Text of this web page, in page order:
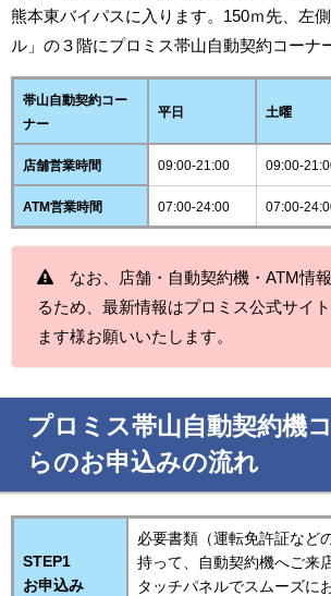
熊本東バイパスに入ります。150ｍ先、左
ル」の３階にプロミス帯山自動契約コーナ
帯山自動契約コー
ナー
平日 土曜
店舗営業時間 09:00-21:00 09:00-
ATM営業時間 07:00-24:00 07:00-
なお、店舗・自動契約機・ATM情
るため、最新情報はプロミス公式サイ
ます様お願いいたします。
プロミス帯山自動契約機
らのお申込みの流れ
STEP1
お申込み
必要書類（運転免許証など
持って、自動契約機へご来
タッチパネルでスムーズに